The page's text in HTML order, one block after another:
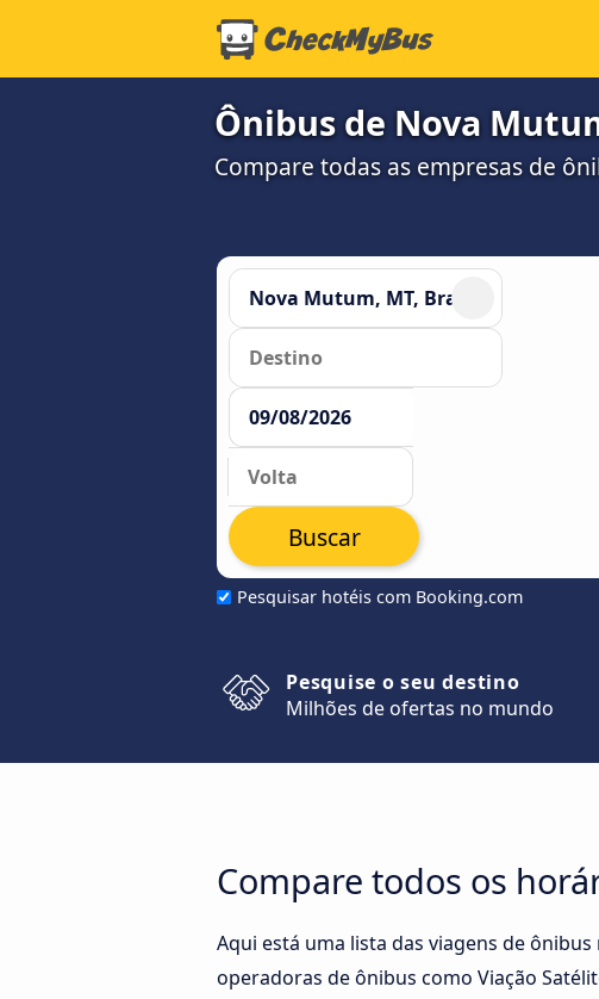
Ônibus de Nova
Compare todas as empresas de
Pesquisar hotéis com Booking.com
Buscar
Pesquise o seu destino
Milhões de ofertas no mundo
Compare todos os
Aqui está uma lista das viagens de
operadoras de ônibus como Viação